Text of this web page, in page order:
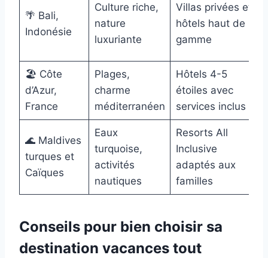
🌴 Bali,
Indonésie
Culture riche,
nature
luxuriante
Villas privées et
hôtels haut de
gamme
🏖️ Côte
d’Azur,
France
Plages,
charme
méditerranéen
Hôtels 4-5
étoiles avec
services inclus
🌊 Maldives
turques et
Caïques
Eaux
turquoise,
activités
nautiques
Resorts All
Inclusive
adaptés aux
familles
Conseils pour bien choisir sa
destination vacances tout